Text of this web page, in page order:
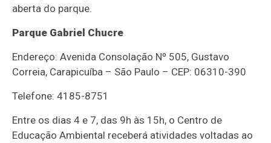
aberta do parque.
Parque Gabriel Chucre
Endereço: Avenida Consolação Nº 505, Gustavo
Correia, Carapicuíba – São Paulo – CEP: 06310-390
Telefone: 4185-8751
Entre os dias 4 e 7, das 9h às 15h, o Centro de
Educação Ambiental receberá atividades voltadas ao